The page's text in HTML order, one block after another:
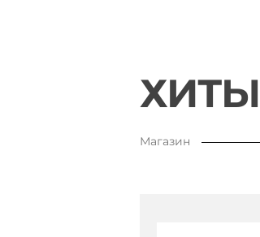
Магазин